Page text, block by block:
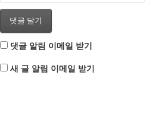
댓글 알림 이메일 받기
새 글 알림 이메일 받기